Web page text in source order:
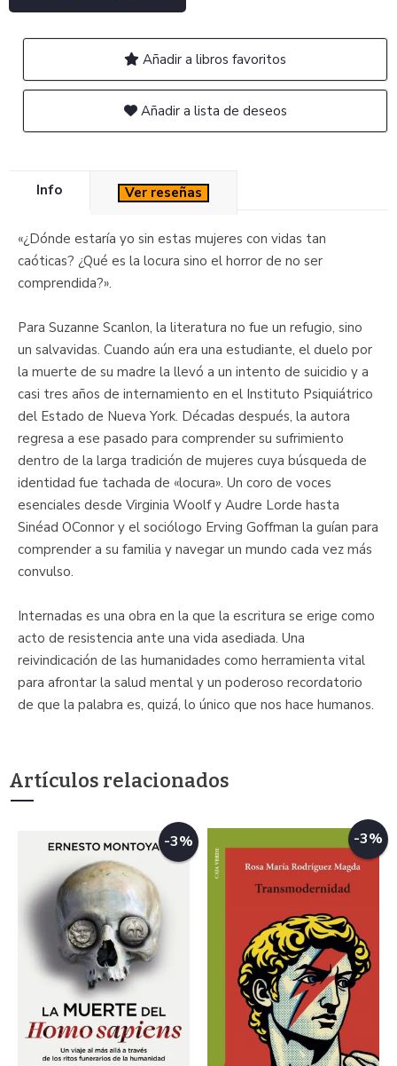
Añadir a libros favoritos
Añadir a lista de deseos
Info Ver reseñas
«¿Dónde estaría yo sin estas mujeres con vidas tan
caóticas? ¿Qué es la locura sino el horror de no ser
comprendida?».
Para Suzanne Scanlon, la literatura no fue un refugio, sino
un salvavidas. Cuando aún era una estudiante, el duelo por
la muerte de su madre la llevó a un intento de suicidio y a
casi tres años de internamiento en el Instituto Psiquiátrico
del Estado de Nueva York. Décadas después, la autora
regresa a ese pasado para comprender su sufrimiento
dentro de la larga tradición de mujeres cuya búsqueda de
identidad fue tachada de «locura». Un coro de voces
esenciales desde Virginia Woolf y Audre Lorde hasta
Sinéad OConnor y el sociólogo Erving Goffman la guían para
comprender a su familia y navegar un mundo cada vez más
convulso.
Internadas es una obra en la que la escritura se erige como
acto de resistencia ante una vida asediada. Una
reivindicación de las humanidades como herramienta vital
para afrontar la salud mental y un poderoso recordatorio
de que la palabra es, quizá, lo único que nos hace humanos.
Artículos relacionados
-3% -3%